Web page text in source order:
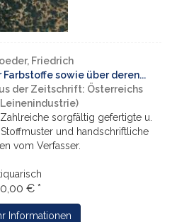
Friedrich
sowie über deren...
der Zeitschrift: Österreichs
sorgfältig gefertigte u.
und handschriftliche
vom Verfasser.
€ *
Informationen